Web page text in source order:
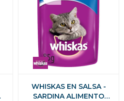
WHISKAS EN SALSA -
SARDINA ALIMENTO